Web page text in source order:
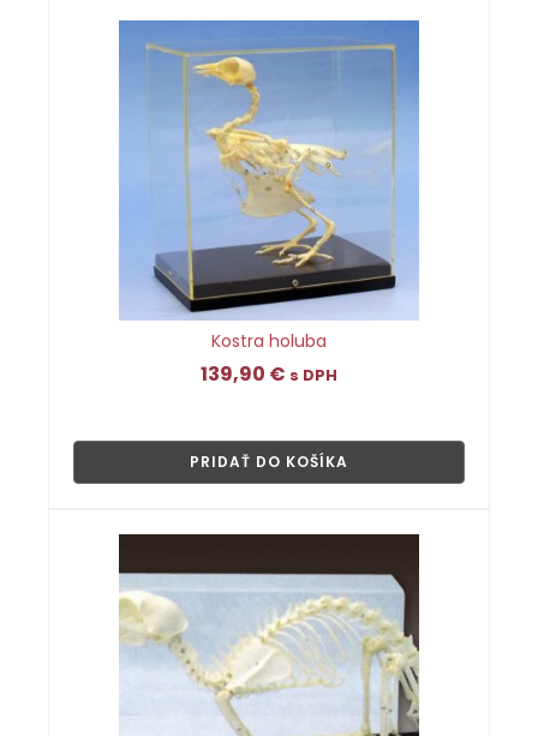
Kostra holuba
139,90 € s DPH
PRIDAŤ DO KOŠÍKA